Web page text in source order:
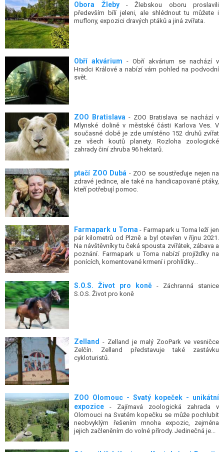
Obora Žleby- Žlebskou oboru proslavili
především bílí jeleni, ale shlédnout tu můžete i
muflony, expozici dravých ptáků a jiná zvířata.
Obří akvárium - Obří akvárium se nachází v
Hradci Králové a nabízí vám pohled na podvodní
svět.
ZOO Bratislava - ZOO Bratislava se nachází v
Mlynské dolině v městské části Karlova Ves. V
současné době je zde umístěno 152 druhů zvířat
ze všech koutů planety. Rozloha zoologické
zahrady činí zhruba 96 hektarů.
ptačí ZOO Dubá - ZOO se soustřeďuje nejen na
zdravé jedince, ale také na handicapované ptáky,
kteří potřebují pomoc.
Farmapark u Toma - Farmapark u Toma leží jen
pár kilometrů od Plzně a byl otevřen v říjnu 2021.
Na návštěvníky tu čeká spousta zvířátek, zábava a
poznání. Farmapark u Toma nabízí projížďky na
ponících, komentované krmení i prohlídky...
S.O.S. Život pro koně - Záchranná stanice
S.O.S. Život pro koně
Zelland - Zelland je malý ZooPark ve vesničce
Zelčín. Zelland představuje také zastávku
cykloturistů.
ZOO Olomouc - Svatý kopeček - unikátní
expozice - Zajímavá zoologická zahrada v
Olomouci na Svatém kopečku se může pochlubit
neobvyklým řešením mnoha expozic, zejména
jejich začleněním do volné přírody. Jedinečná je...